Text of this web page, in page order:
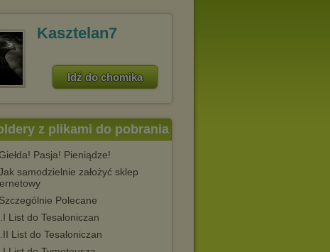
Kasztelan7
Idź do chomika
z plikami do pobrania
Pasja! Pieniądze!
samodzielnie założyć sklep
Polecane
List do Tesaloniczan
List do Tesaloniczan